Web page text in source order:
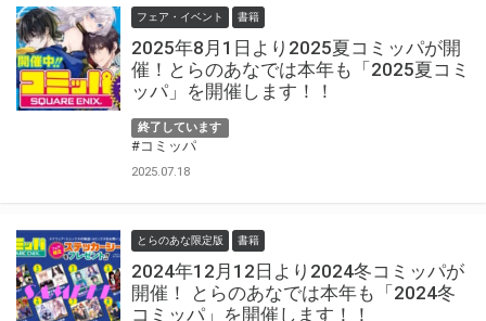
フェア・イベント 書籍
2025年8月1日より2025夏コミッパが開
催！とらのあなでは本年も「2025夏コミ
ッパ」を開催します！！
終了しています
#コミッパ
2025.07.18
とらのあな限定版 書籍
2024年12月12日より2024冬コミッパが
開催！ とらのあなでは本年も「2024冬
コミッパ」を開催します！！